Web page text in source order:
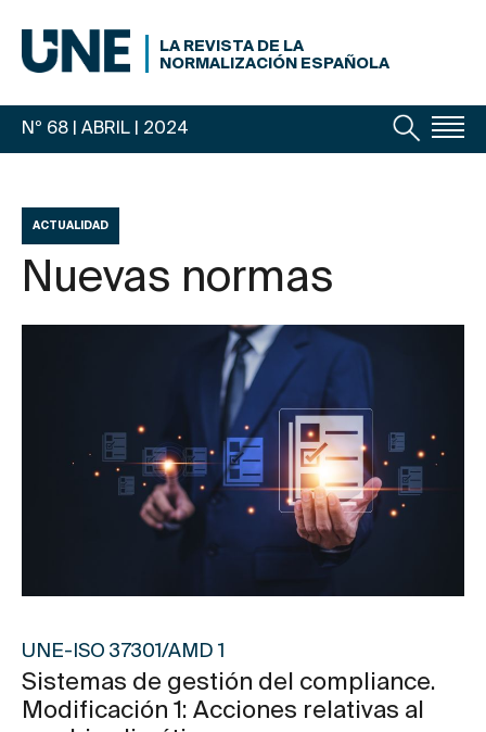
LA REVISTA DE LA
NORMALIZACIÓN ESPAÑOLA
Nº 68 | ABRIL | 2024
ACTUALIDAD
Nuevas normas
UNE-ISO 37301/AMD 1
Sistemas de gestión del compliance.
Modificación 1: Acciones relativas al